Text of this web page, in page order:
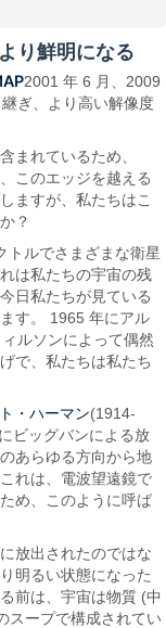
り鮮明になる
2001 年 6 月、2009
ぎ、より高い解像度
まれているため、
このエッジを越える
ますが、私たちはこ
？
トルでさまざまな衛星
は私たちの宇宙の残
日私たちが見ている
す。 1965 年にアル
ルソンによって偶然
で、私たちは私たち
・ハーマン(1914-
ビッグバンによる放
あらゆる方向から地
れは、電波望遠鏡で
め、このように呼ば
放出されたのではな
明るい状態になった
前は、宇宙は物質 (中
スープで構成されてい